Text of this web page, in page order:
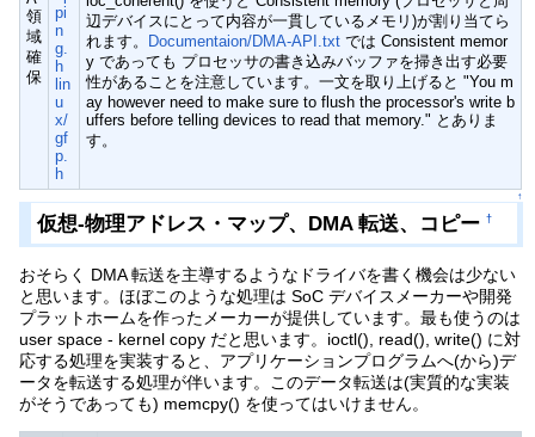
領
域
確
保
pi
n
g.
h
lin
u
x/
gf
p.
h
辺デバイスにとって内容が一貫しているメモリ)が割り当てら
れます。
Documentaion/DMA-API.txt では Consistent memor
y であっても プロセッサの書き込みバッファを掃き出す必要
性があることを注意しています。一文を取り上げると "You m
ay however need to make sure to flush the processor's write b
uffers before telling devices to read that memory." とありま
す。
↑
仮想-物理アドレス・マップ、DMA 転送、コピー †
おそらく DMA 転送を主導するようなドライバを書く機会は少ない
と思います。ほぼこのような処理は SoC デバイスメーカーや開発
プラットホームを作ったメーカーが提供しています。最も使うのは
user space - kernel copy だと思います。ioctl(), read(), write() に対
応する処理を実装すると、アプリケーションプログラムへ(から)デ
ータを転送する処理が伴います。このデータ転送は(実質的な実装
がそうであっても) memcpy() を使ってはいけません。